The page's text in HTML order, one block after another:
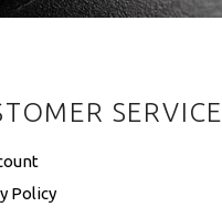
SERVICE
Policy